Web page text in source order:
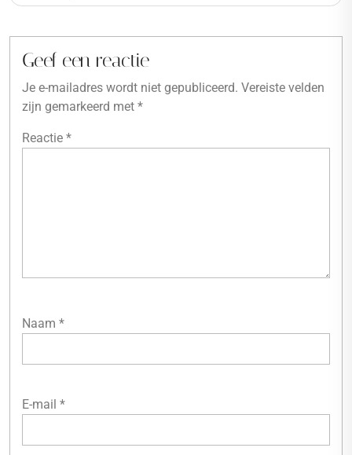
Geef een reactie
Je e-mailadres wordt niet gepubliceerd. Vereiste velden
zijn gemarkeerd met *
Reactie *
Naam *
E-mail *